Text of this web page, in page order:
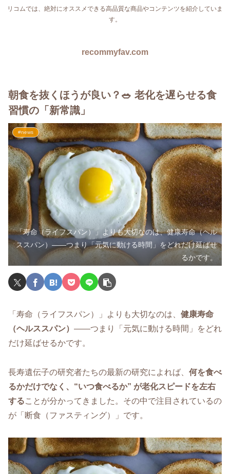
リコムでは、絶対にオススメできる高品質な商品やコンテンツを紹介していま
す。
recommyfav.com
朝食を抜くほうが良い？🥗 老化を遅らせる食
習慣の「新常識」
#news
「寿命（ライフスパン）」よりも大切なのは、健康寿命（ヘル
ススパン）――つまり「元気に動ける時間」をどれだけ延ばせ
るかです。
「寿命（ライフスパン）」よりも大切なのは、 健康寿命
（ヘルススパン） ――つまり「元気に動ける時間」をどれ
だけ延ばせるかです。
長寿遺伝子の研究者たちの最新の研究によれば、 何を食べ
るかだけでなく、“いつ食べるか” が老化スピードを左右
することが分かってきました。その中で注目されているの
が「断食（ファスティング）」です。